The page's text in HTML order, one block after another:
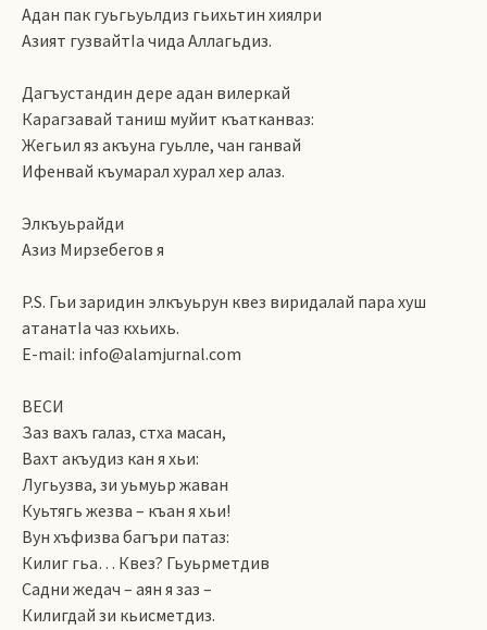
Адан пак гуьгьуьлдиз гьихьтин хиялри
Азият гузвайтIа чида Аллагьдиз.
Дагъустандин дере адан вилеркай
Карагзавай таниш муйит къатканваз:
Жегьил яз акъуна гуьлле, чан ганвай
Ифенвай къумарал хурал хер алаз.
Элкъуьрайди
Азиз Мирзебегов я
P.S. Гьи заридин элкъуьрун квез виридалай пара хуш
атанатIа чаз кхьихь.
E-mail: info@alamjurnal.com
ВЕСИ
Заз вахъ галаз, стха масан,
Вахт акъудиз кан я хьи:
Лугьузва, зи уьмуьр жаван
Куьтягь жезва – къан я хьи!
Вун хъфизва багъри патаз:
Килиг гьа… Квез? Гьуьрметдив
Садни жедач – аян я заз –
Килигдай зи кьисметдиз.